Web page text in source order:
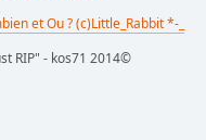
et Ou ? (c)Little_Rabbit *-_
RIP" - kos71 2014©